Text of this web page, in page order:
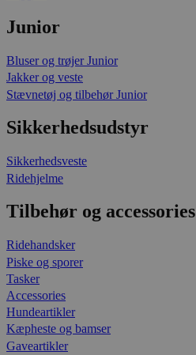
Junior
Bluser og trøjer Junior
Jakker og veste
Stævnetøj og tilbehør Junior
Sikkerhedsudstyr
Sikkerhedsveste
Ridehjelme
Tilbehør og accessories
Ridehandsker
Piske og sporer
Tasker
Accessories
Hundeartikler
Kæpheste og bamser
Gaveartikler